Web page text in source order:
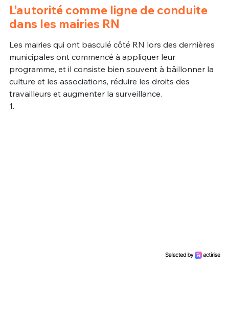
L’autorité comme ligne de conduite
dans les mairies RN
Les mairies qui ont basculé côté RN lors des dernières
municipales ont commencé à appliquer leur
programme, et il consiste bien souvent à bâillonner la
culture et les associations, réduire les droits des
travailleurs et augmenter la surveillance.
1.
C'EST PARTI